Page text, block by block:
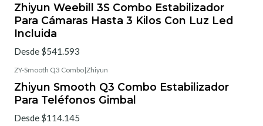
Zhiyun Weebill 3S Combo Estabilizador
Para Cámaras Hasta 3 Kilos Con Luz Led
Incluida
Desde $541.593
ZY-Smooth Q3 Combo|Zhiyun
Zhiyun Smooth Q3 Combo Estabilizador
Para Teléfonos Gimbal
Desde $114.145